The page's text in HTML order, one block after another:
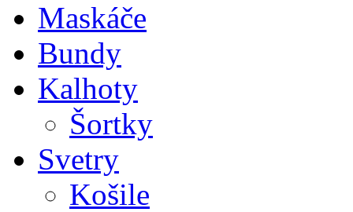
Maskáče
Bundy
Kalhoty
Šortky
Svetry
Košile